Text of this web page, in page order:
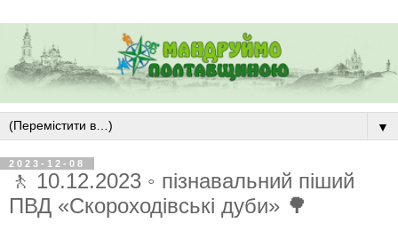
▼
2023-12-08
🚶 10.12.2023 ◦ пізнавальний піший
ПВД «Скороходівські дуби» 🌳